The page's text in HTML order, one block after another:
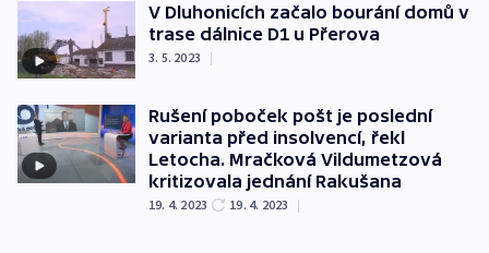
V Dluhonicích začalo bourání domů v
trase dálnice D1 u Přerova
3. 5. 2023 |
Rušení poboček pošt je poslední
varianta před insolvencí, řekl
Letocha. Mračková Vildumetzová
kritizovala jednání Rakušana
19. 4. 2023 19. 4. 2023 |